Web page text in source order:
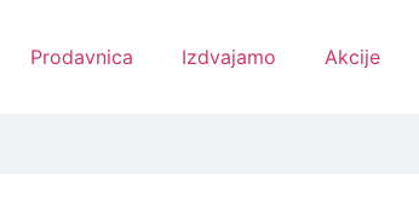
Prodavnica Izdvajamo Akcije